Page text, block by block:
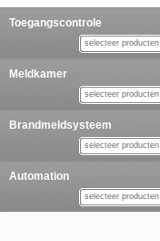
Toegangscontrole
selecteer producten
Meldkamer
selecteer producten
Brandmeldsysteem
selecteer producten
Automation
selecteer producten